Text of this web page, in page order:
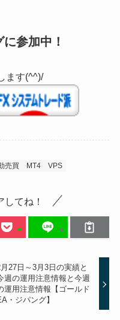
参加中！
ます(^^)/
売買 MT4 VPS
てね！
27日～3月3日の実績と
週の運用注意情報と今週
運用注意情報【ゴールド
・ジパング】